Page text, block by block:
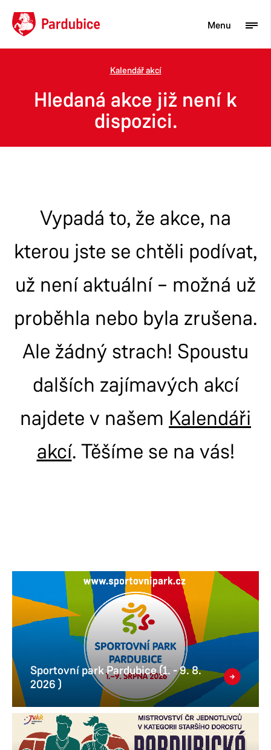
Turista
Aktuality
Kalendář akcí
Hledaná akce již není k
dispozici.
Vypadá to, že akce, na
kterou jste se chtěli podívat,
už není aktuální – možná už
proběhla nebo byla zrušena.
Ale žádný strach! Spoustu
dalších zajímavých akcí
najdete v našem Kalendáři
akcí. Těšíme se na vás!
Sportovní park Pardubice (1. - 9. 8.
2026 )
Menu